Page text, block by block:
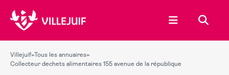
Ouvrir le
Villejuif» Tous les annuaires»
Collecteur dechets alimentaires 155 avenue de la république